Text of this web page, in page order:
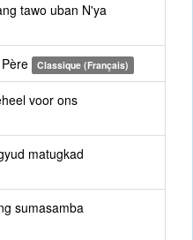
tawo uban N'ya
Classique (Français)
voor ons
matugkad
sumasamba